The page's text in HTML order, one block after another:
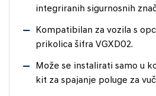
integriranih sigurnosnih
Kompatibilan za vozila s
prikolica šifra VGXD02.
Može se instalirati samo u
kit za spajanje poluge za